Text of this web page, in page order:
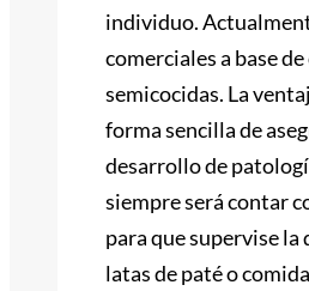
individuo.
comerciales a base
semicocidas. La
forma sencilla de
desarrollo de
siempre será contar
para que supervise
latas de paté o